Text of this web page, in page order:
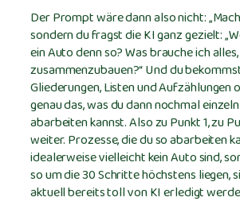
Der Prompt wäre dann also nicht:
sondern du fragst die KI ganz gezielt:
ein Auto denn so? Was brauche ich
zusammenzubauen?“ Und du
Gliederungen, Listen und Aufzählungen
genau das, was du dann nochmal
abarbeiten kannst. Also zu Punkt 1, zu
weiter. Prozesse, die du so abarbeiten
idealerweise vielleicht kein Auto sind,
so um die 30 Schritte höchstens liegen,
aktuell bereits toll von KI erledigt